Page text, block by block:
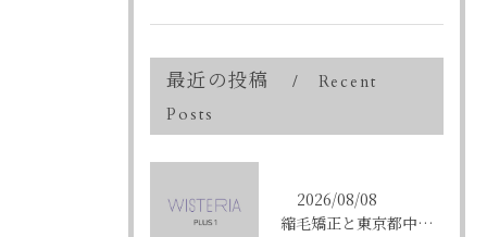
最近の投稿
Recent
Posts
2026/08/08
縮毛矯正と東京都中央区銀座で叶える髪質改善のポイントと理想の仕上がりを徹底解説